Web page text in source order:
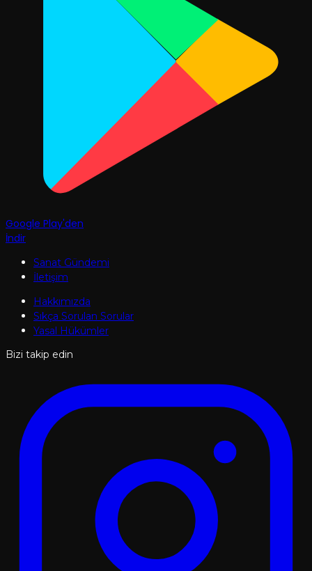
Google Play'den
İndir
Sanat Gündemi
İletişim
Hakkımızda
Sıkça Sorulan Sorular
Yasal Hükümler
Bizi takip edin